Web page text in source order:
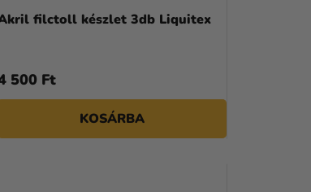
N
Z
É
filctoll készlet 3db Liquitex
500 Ft
KOSÁRBA